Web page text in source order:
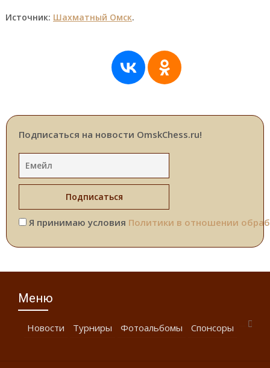
Источник: Шахматный Омск.
Подписаться на новости OmskChess.ru!
Я принимаю условия Политики в отношении
Меню
Новости Турниры Фотоальбомы Спонсоры